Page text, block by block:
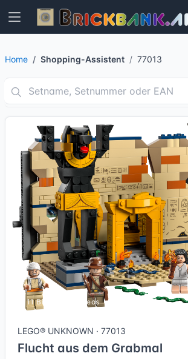
Home Shopping-Assistent 77013
11 Bilder + 1 Videos
LEGO® UNKNOWN · 77013
Flucht aus dem Grabmal